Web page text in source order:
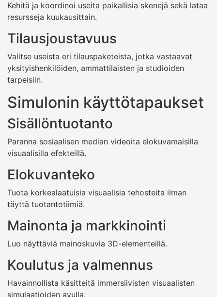
Kehitä ja koordinoi useita paikallisia skenejä sekä lataa
resursseja kuukausittain.
Tilausjoustavuus
Valitse useista eri tilauspaketeista, jotka vastaavat
yksityishenkilöiden, ammattilaisten ja studioiden
tarpeisiin.
Simulonin käyttötapaukset
Sisällöntuotanto
Paranna sosiaalisen median videoita elokuvamaisilla
visuaalisilla efekteillä.
Elokuvanteko
Tuota korkealaatuisia visuaalisia tehosteita ilman
täyttä tuotantotiimiä.
Mainonta ja markkinointi
Luo näyttäviä mainoskuvia 3D-elementeillä.
Koulutus ja valmennus
Havainnollista käsitteitä immersiivisten visuaalisten
simulaatioiden avulla.